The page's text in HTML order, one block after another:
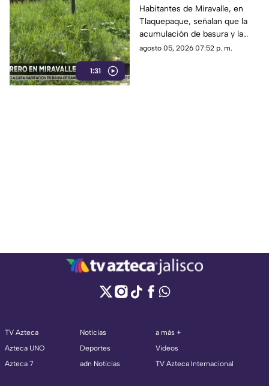
1:31
clandestino y falta de
seguridad vial en la
colonia
Habitantes de Miravalle, en
Tlaquepaque, señalan que la
acumulación de basura y la
falta de infraestructura vial
agosto 05, 2026 07:52 p. m.
TV Azteca
Azteca UNO
Azteca 7
Noticias
Deportes
adn Noticias
a más +
Videos
TV Azteca Internacional